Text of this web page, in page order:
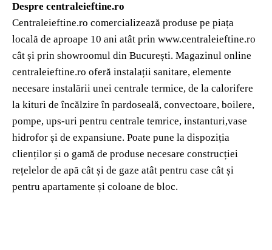
Despre centraleieftine.ro
Centraleieftine.ro comercializează produse pe piața
locală de aproape 10 ani atât prin www.centraleieftine.ro
cât și prin showroomul din București. Magazinul online
centraleieftine.ro oferă instalații sanitare, elemente
necesare instalării unei centrale termice, de la calorifere
la kituri de încălzire în pardoseală, convectoare, boilere,
pompe, ups-uri pentru centrale temrice, instanturi,vase
hidrofor și de expansiune. Poate pune la dispoziția
clienților și o gamă de produse necesare construcției
rețelelor de apă cât și de gaze atât pentru case cât și
pentru apartamente și coloane de bloc.